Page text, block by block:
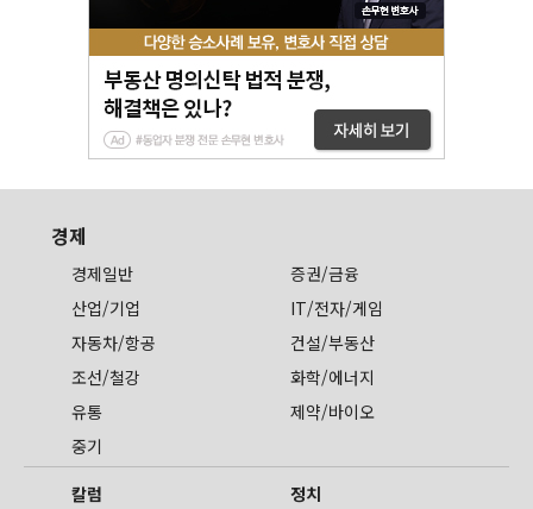
경제
경제일반
증권/금융
산업/기업
IT/전자/게임
자동차/항공
건설/부동산
조선/철강
화학/에너지
유통
제약/바이오
중기
칼럼
정치